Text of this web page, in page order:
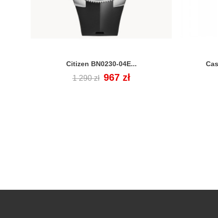
Citizen BN0230-04E...
Cena
1 290 zł Cena
967 zł
